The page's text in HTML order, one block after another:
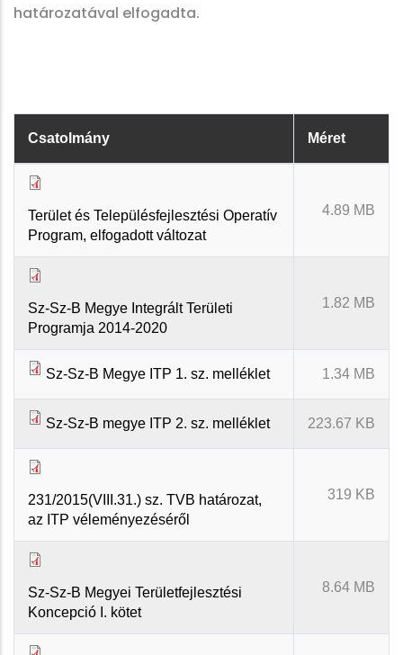
határozatával elfogadta.
Csatolmány Méret
Terület és Településfejlesztési Operatív
Program, elfogadott változat
4.89 MB
Sz-Sz-B Megye Integrált Területi
Programja 2014-2020
1.82 MB
Sz-Sz-B Megye ITP 1. sz. melléklet 1.34 MB
Sz-Sz-B megye ITP 2. sz. melléklet 223.67 KB
231/2015(VIII.31.) sz. TVB határozat,
az ITP véleményezéséről
319 KB
Sz-Sz-B Megyei Területfejlesztési
Koncepció I. kötet
8.64 MB